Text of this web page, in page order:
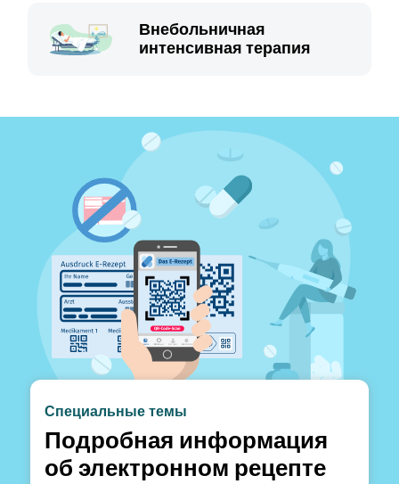
Внебольничная
интенсивная терапия
Специальные темы
Подробная информация
об электронном рецепте